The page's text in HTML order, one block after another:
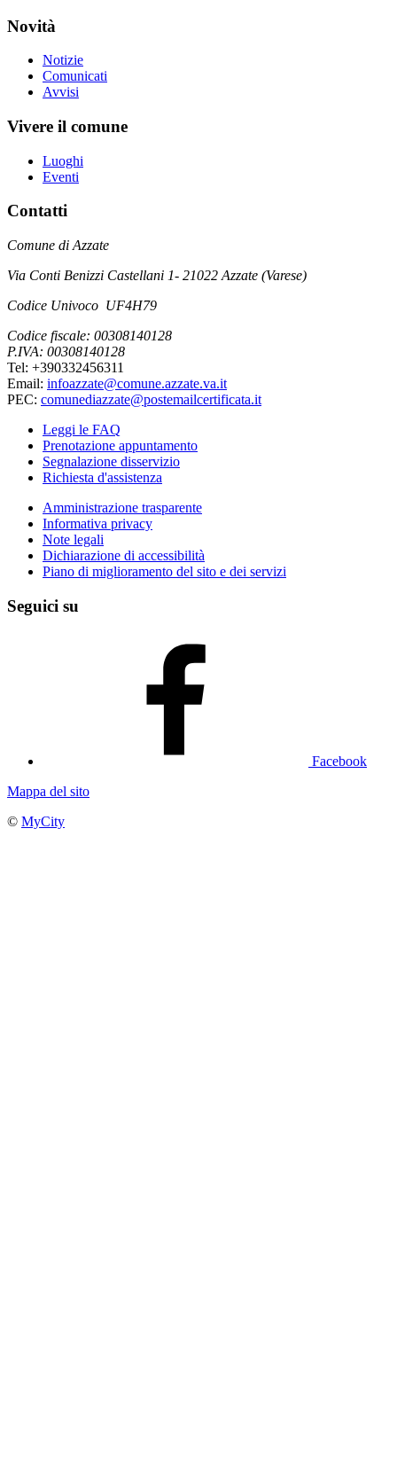
Novità
Notizie
Comunicati
Avvisi
Vivere il comune
Luoghi
Eventi
Contatti
Comune di Azzate
Via Conti Benizzi Castellani 1- 21022 Azzate (Varese)
Codice Univoco UF4H79
Codice fiscale: 00308140128
P.IVA: 00308140128
Tel: +390332456311
Email: infoazzate@comune.azzate.va.it
PEC: comunediazzate@postemailcertificata.it
Leggi le FAQ
Prenotazione appuntamento
Segnalazione disservizio
Richiesta d'assistenza
Amministrazione trasparente
Informativa privacy
Note legali
Dichiarazione di accessibilità
Piano di miglioramento del sito e dei servizi
Seguici su
Facebook
Mappa del sito
© MyCity